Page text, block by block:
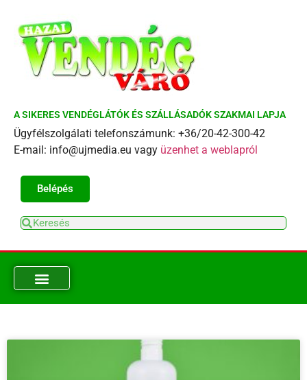
A SIKERES VENDÉGLÁTÓK ÉS SZÁLLÁSADÓK SZAKMAI LAPJA
Ügyfélszolgálati telefonszámunk: +36/20-42-300-42
E-mail: info@ujmedia.eu vagy üzenhet a weblapról
Belépés